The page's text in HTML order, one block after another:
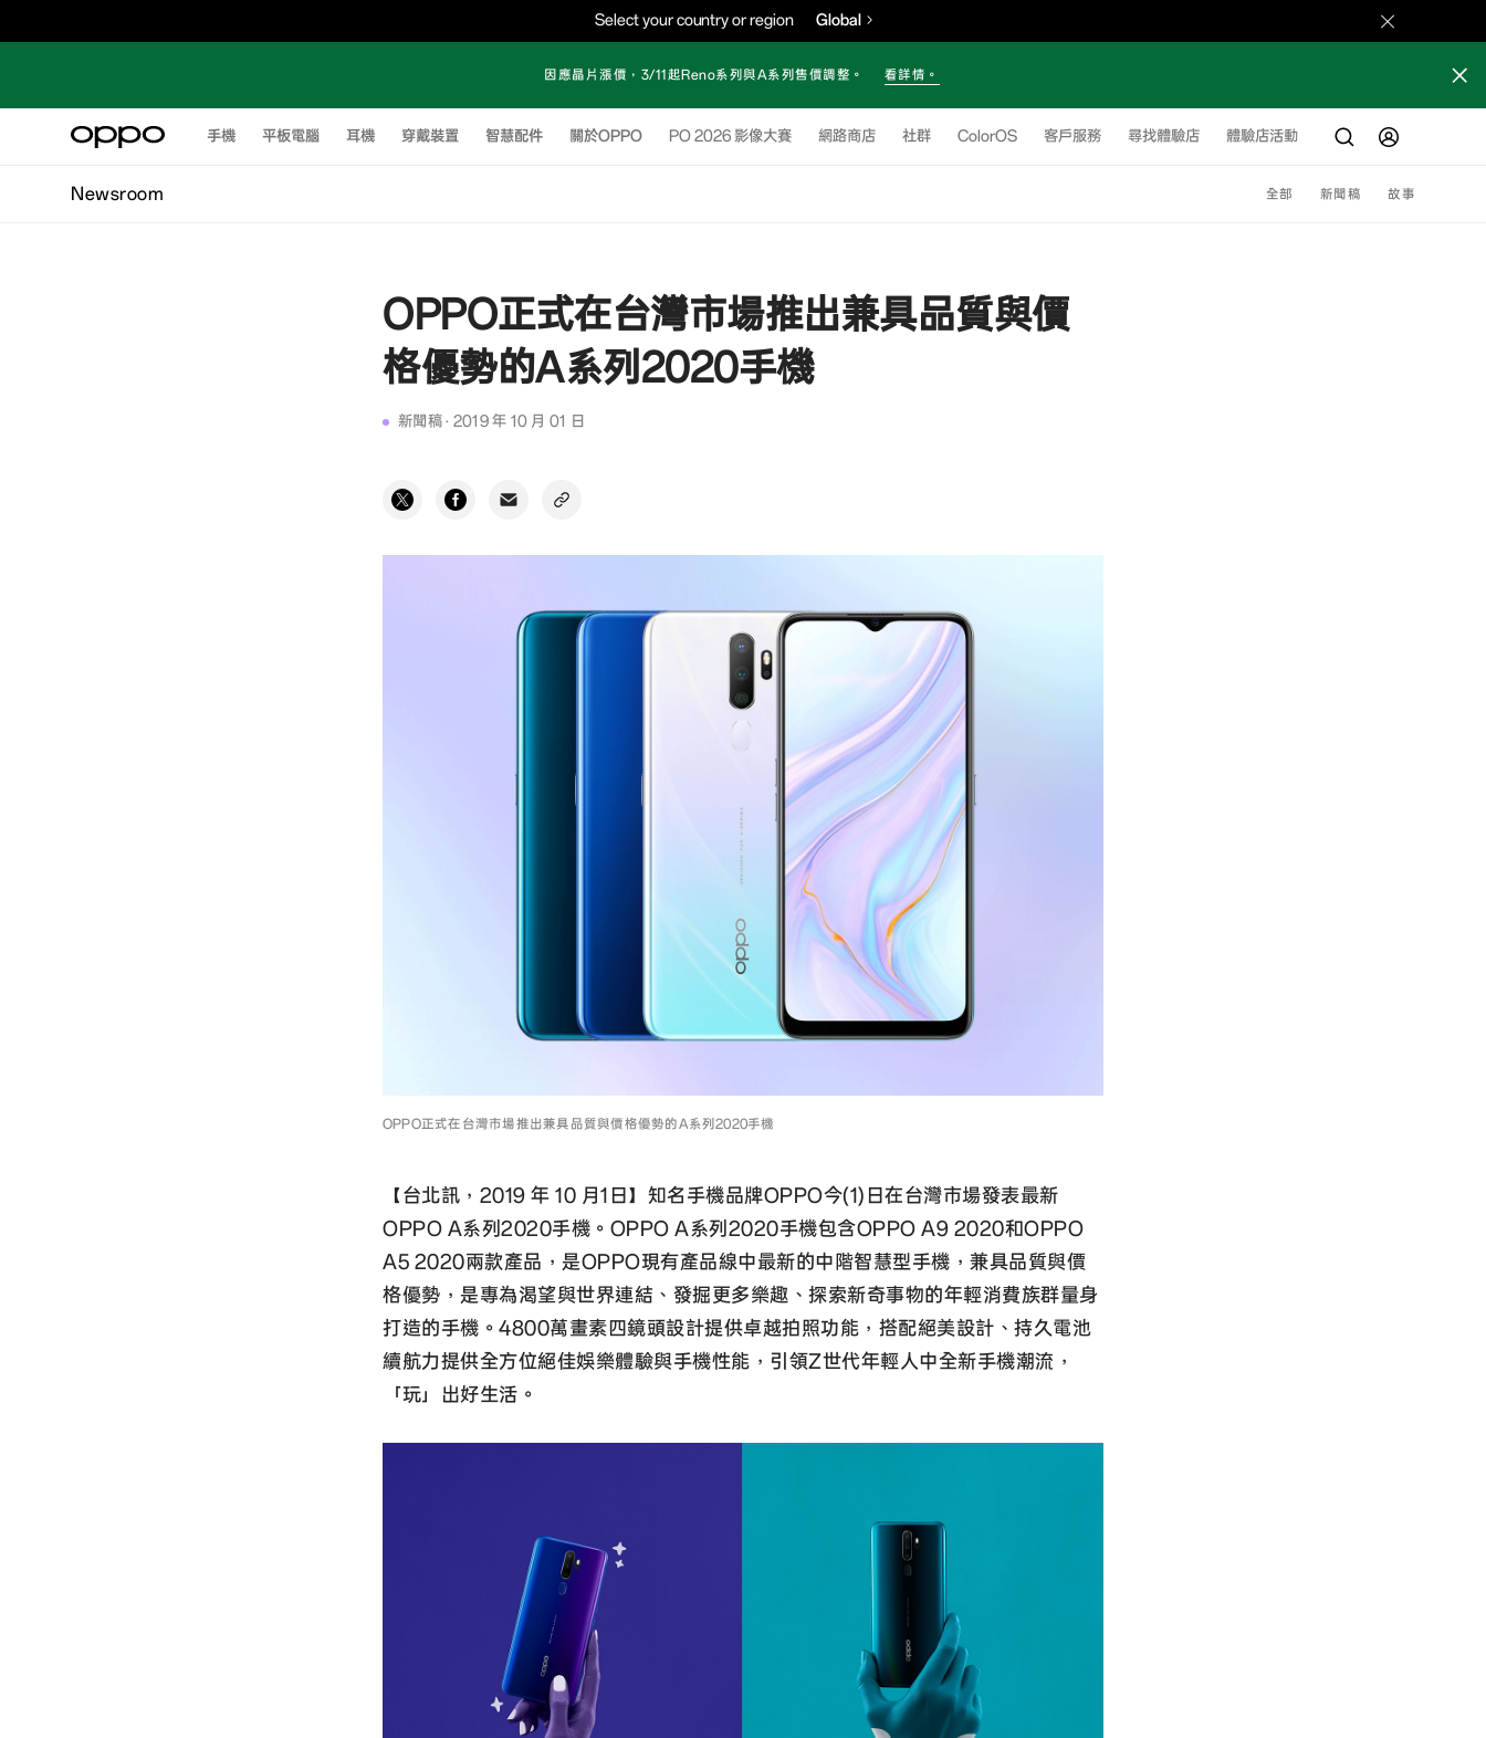
Select your country or region Global
因應晶片漲價，3/11起Reno系列與A系列售價調整。 看詳情。
手機 平板電腦 耳機 穿戴裝置 智慧配件 關於OPPO OPPO 2026 影像大賽 網路商店 社群 ColorOS 客戶服務 尋找體驗店 體驗店活動
Newsroom 全部 新聞稿 故事
OPPO正式在台灣市場推出兼具品質與價
格優勢的A系列2020手機
新聞稿· 2019 年 10 月 01 日
OPPO正式在台灣市場推出兼具品質與價格優勢的A系列2020手機
【台北訊，2019 年 10 月1日】知名手機品牌OPPO今(1)日在台灣市場發表最新
OPPO A系列2020手機。OPPO A系列2020手機包含OPPO A9 2020和OPPO
A5 2020兩款產品，是OPPO現有產品線中最新的中階智慧型手機，兼具品質與價
格優勢，是專為渴望與世界連結、發掘更多樂趣、探索新奇事物的年輕消費族群量身
打造的手機。4800萬畫素四鏡頭設計提供卓越拍照功能，搭配絕美設計、持久電池
續航力提供全方位絕佳娛樂體驗與手機性能，引領Z世代年輕人中全新手機潮流，
「玩」出好生活。